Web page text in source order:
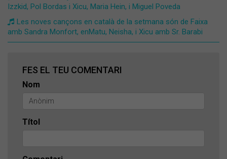
Izzkid, Pol Bordas i Xicu, Maria Hein, i Miguel Poveda
Les noves cançons en català de la setmana són de Faixa
amb Sandra Monfort, enMatu, Neisha, i Xicu amb Sr. Barabi
FES EL TEU COMENTARI
Nom
Títol